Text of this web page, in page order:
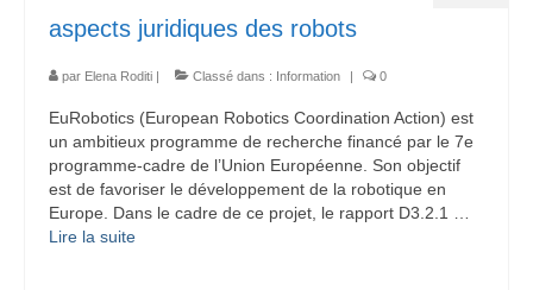
aspects juridiques des robots
par Elena Roditi | Classé dans : Information | 0
EuRobotics (European Robotics Coordination Action) est
un ambitieux programme de recherche financé par le 7e
programme-cadre de l’Union Européenne. Son objectif
est de favoriser le développement de la robotique en
Europe. Dans le cadre de ce projet, le rapport D3.2.1 …
Lire la suite­­